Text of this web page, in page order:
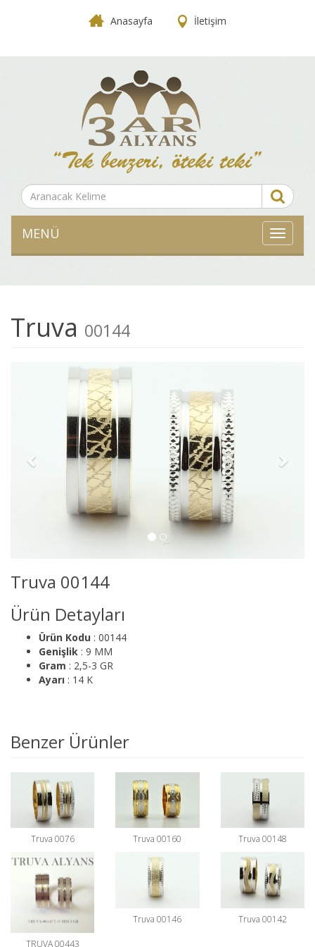
Anasayfa İletişim
MENÜ
MENÜ
Truva 00144
Truva 00144
Ürün Detayları
Ürün Kodu : 00144
Genişlik : 9 MM
Gram : 2,5-3 GR
Ayarı : 14 K
Benzer Ürünler
Truva 0076 Truva 00160 Truva 00148
TRUVA 00443
Truva 00146 Truva 00142